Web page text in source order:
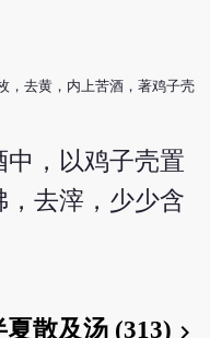
，去黄，内上苦酒，著鸡子壳
，以鸡子壳置
，去滓，少少含
夏散及汤 (313) chevron_right